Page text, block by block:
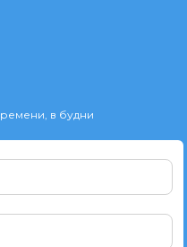
в будни